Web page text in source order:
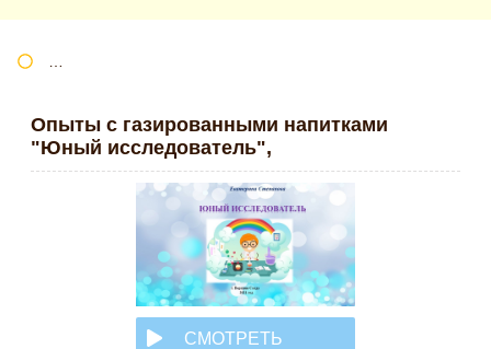
Опыты с газированными напитками
"Юный исследователь",
СМОТРЕТЬ